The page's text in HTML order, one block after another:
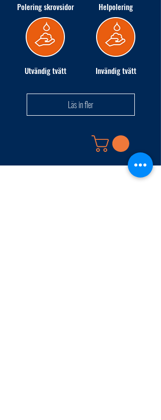
Polering skrovsidor Helpolering
Utvändig tvätt Invändig tvätt
Läs in fler